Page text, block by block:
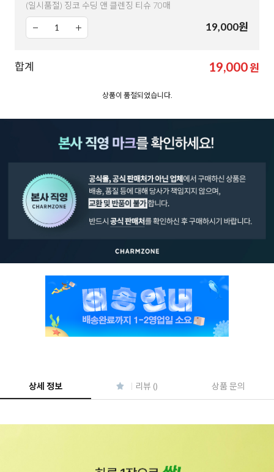
(일시품절) 징코 수딩 앤 클렌징 티슈 70매
19,000원
합계 19,000원
상품이 품절되었습니다.
상세 정보 리뷰 () 상품 문의